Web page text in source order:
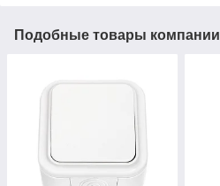
Подобные товары компании